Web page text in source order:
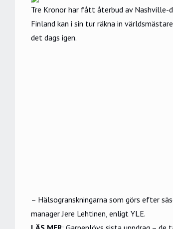
Tre Kronor har fått återbud av Nashville-
Finland kan i sin tur räkna in
det dags igen.
– Hälsogranskningarna som görs efter
manager Jere Lehtinen, enligt YLE.